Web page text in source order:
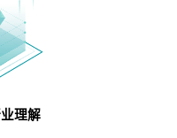
理解